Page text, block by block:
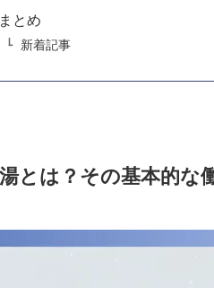
まとめ
新着記事
とは？その基本的な